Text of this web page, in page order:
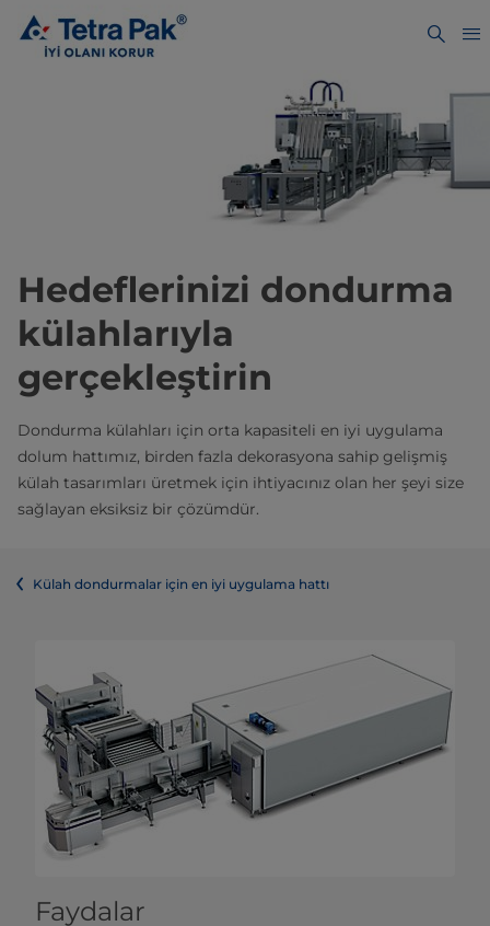
Hedeflerinizi dondurma
külahlarıyla
gerçekleştirin
Dondurma külahları için orta kapasiteli en iyi uygulama
dolum hattımız, birden fazla dekorasyona sahip gelişmiş
külah tasarımları üretmek için ihtiyacınız olan her şeyi size
sağlayan eksiksiz bir çözümdür.
Külah dondurmalar için en iyi uygulama hattı
Faydalar